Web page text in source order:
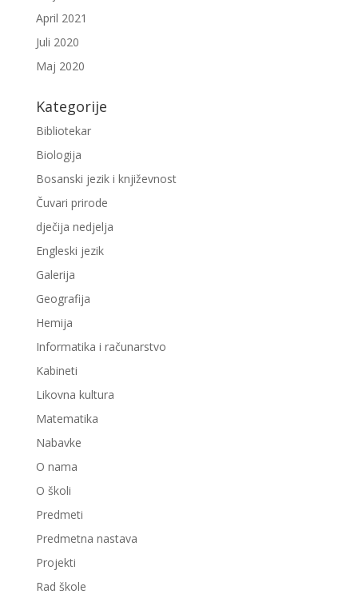
April 2021
Juli 2020
Maj 2020
Kategorije
Bibliotekar
Biologija
Bosanski jezik i književnost
Čuvari prirode
dječija nedjelja
Engleski jezik
Galerija
Geografija
Hemija
Informatika i računarstvo
Kabineti
Likovna kultura
Matematika
Nabavke
O nama
O školi
Predmeti
Predmetna nastava
Projekti
Rad škole